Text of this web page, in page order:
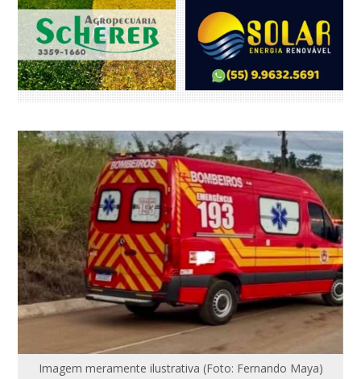
Imagem meramente ilustrativa (Foto: Fernando Maya)